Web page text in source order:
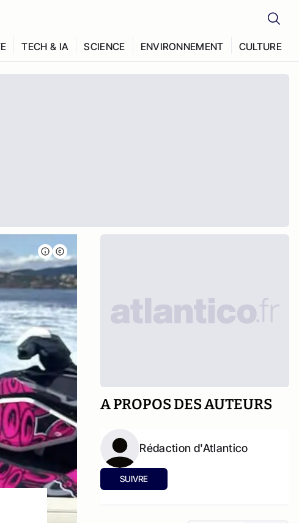
TECH & IA SCIENCE ENVIRONNEMENT CULTURE
A PROPOS DES AUTEURS
Rédaction d'Atlantico
SUIVRE